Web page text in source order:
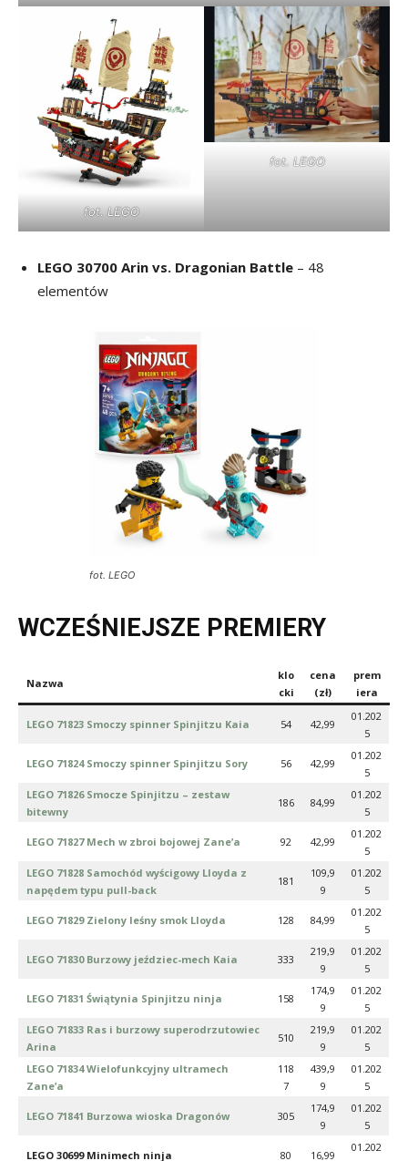
fot. LEGO
fot. LEGO
LEGO 30700 Arin vs. Dragonian Battle – 48
elementów
fot. LEGO
WCZEŚNIEJSZE PREMIERY
Nazwa
klo
cki
cena
(zł)
prem
iera
LEGO 71823 Smoczy spinner Spinjitzu Kaia 54 42,99
01.202
5
LEGO 71824 Smoczy spinner Spinjitzu Sory 56 42,99
01.202
5
LEGO 71826 Smocze Spinjitzu – zestaw
bitewny
186 84,99
01.202
5
LEGO 71827 Mech w zbroi bojowej Zane’a 92 42,99
01.202
5
LEGO 71828 Samochód wyścigowy Lloyda z
napędem typu pull-back
181
109,9
9
01.202
5
LEGO 71829 Zielony leśny smok Lloyda 128 84,99
01.202
5
LEGO 71830 Burzowy jeździec-mech Kaia 333
219,9
9
01.202
5
LEGO 71831 Świątynia Spinjitzu ninja 158
174,9
9
01.202
5
LEGO 71833 Ras i burzowy superodrzutowiec
Arina
510
219,9
9
01.202
5
LEGO 71834 Wielofunkcyjny ultramech
Zane’a
118
7
439,9
9
01.202
5
LEGO 71841 Burzowa wioska Dragonów 305
174,9
9
01.202
5
LEGO 30699 Minimech ninja 80 16,99
01.202